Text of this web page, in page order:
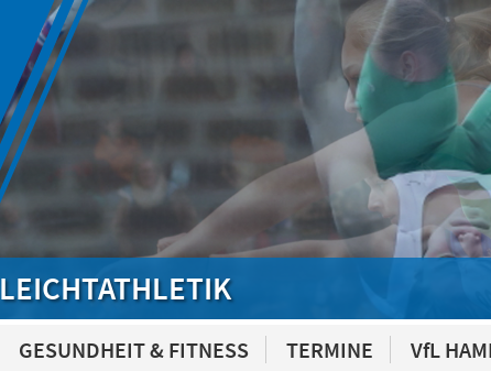
LEICHTATHLETIK
GESUNDHEIT & FITNESS TERMINE VfL